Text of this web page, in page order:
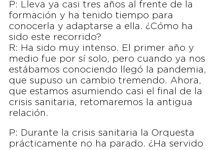
P: Lleva ya casi tres años al frente de la
formación y ha tenido tiempo para
conocerla y adaptarse a ella. ¿Cómo ha
sido este recorrido?
R: Ha sido muy intenso. El primer año y
medio fue por sí solo, pero cuando ya nos
estábamos conociendo llegó la pandemia,
que supuso un cambio tremendo. Ahora,
que estamos asumiendo casi el final de la
crisis sanitaria, retomaremos la antigua
relación.
P: Durante la crisis sanitaria la Orquesta
prácticamente no ha parado. ¿Ha servido